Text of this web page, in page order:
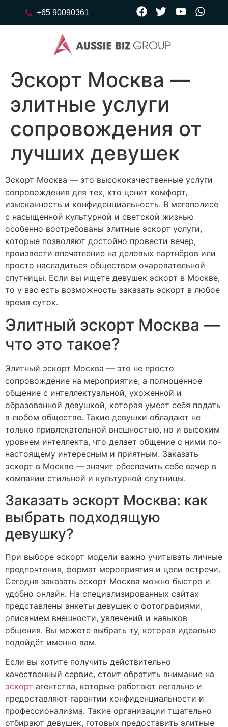
+65 90090361
Эскорт Москва —
элитные услуги
сопровождения от
лучших девушек
Эскорт Москва — это высококачественные услуги
сопровождения для тех, кто ценит комфорт,
изысканность и конфиденциальность. В мегаполисе
с насыщенной культурной и светской жизнью
особенно востребованы элитные эскорт услуги,
которые позволяют достойно провести вечер,
произвести впечатление на деловых партнёров или
просто насладиться обществом очаровательной
спутницы. Если вы ищете девушек эскорт в Москве,
то у вас есть возможность заказать эскорт в любое
время суток.
Элитный эскорт Москва —
что это такое?
Элитный эскорт Москва — это не просто
сопровождение на мероприятие, а полноценное
общение с интеллектуальной, ухоженной и
образованной девушкой, которая умеет себя подать
в любом обществе. Такие девушки обладают не
только привлекательной внешностью, но и высоким
уровнем интеллекта, что делает общение с ними по-
настоящему интересным и приятным. Заказать
эскорт в Москве — значит обеспечить себе вечер в
компании стильной и культурной спутницы.
Заказать эскорт Москва: как
выбрать подходящую
девушку?
При выборе эскорт модели важно учитывать личные
предпочтения, формат мероприятия и цели встречи.
Сегодня заказать эскорт Москва можно быстро и
удобно онлайн. На специализированных сайтах
представлены анкеты девушек с фотографиями,
описанием внешности, увлечений и навыков
общения. Вы можете выбрать ту, которая идеально
подойдёт именно вам.
Если вы хотите получить действительно
качественный сервис, стоит обратить внимание на
эскорт агентства, которые работают легально и
предоставляют гарантии конфиденциальности и
профессионализма. Такие организации тщательно
отбирают девушек, готовых предоставить элитные